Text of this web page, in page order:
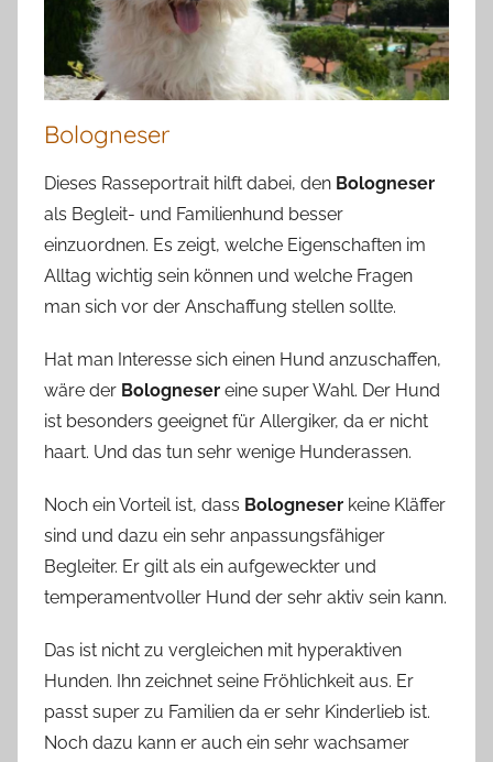
Bologneser
Dieses Rasseportrait hilft dabei, den Bologneser
als Begleit- und Familienhund besser
einzuordnen. Es zeigt, welche Eigenschaften im
Alltag wichtig sein können und welche Fragen
man sich vor der Anschaffung stellen sollte.
Hat man Interesse sich einen Hund anzuschaffen,
wäre der Bologneser eine super Wahl. Der Hund
ist besonders geeignet für Allergiker, da er nicht
haart. Und das tun sehr wenige Hunderassen.
Noch ein Vorteil ist, dass Bologneser keine Kläffer
sind und dazu ein sehr anpassungsfähiger
Begleiter. Er gilt als ein aufgeweckter und
temperamentvoller Hund der sehr aktiv sein kann.
Das ist nicht zu vergleichen mit hyperaktiven
Hunden. Ihn zeichnet seine Fröhlichkeit aus. Er
passt super zu Familien da er sehr Kinderlieb ist.
Noch dazu kann er auch ein sehr wachsamer